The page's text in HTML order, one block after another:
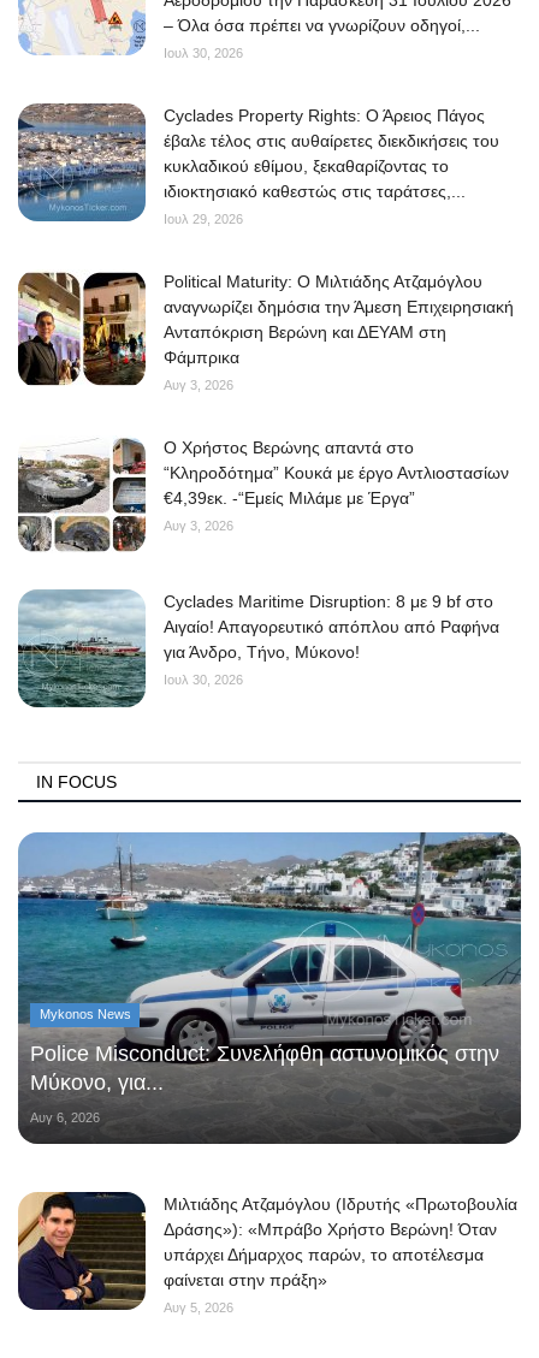
– Όλα όσα πρέπει να γνωρίζουν οδηγοί,...
Ιουλ 30, 2026
Cyclades Property Rights: Ο Άρειος Πάγος
έβαλε τέλος στις αυθαίρετες διεκδικήσεις του
κυκλαδικού εθίμου, ξεκαθαρίζοντας το
ιδιοκτησιακό καθεστώς στις ταράτσες,...
Ιουλ 29, 2026
Political Maturity: Ο Μιλτιάδης Ατζαμόγλου
αναγνωρίζει δημόσια την Άμεση Επιχειρησιακή
Ανταπόκριση Βερώνη και ΔΕΥΑΜ στη
Φάμπρικα
Αυγ 3, 2026
O Χρήστος Βερώνης απαντά στο
“Κληροδότημα” Κουκά με έργο Αντλιοστασίων
€4,39εκ. -“Εμείς Μιλάμε με Έργα”
Αυγ 3, 2026
Cyclades Maritime Disruption: 8 με 9 bf στο
Αιγαίο! Απαγορευτικό απόπλου από Ραφήνα
για Άνδρο, Τήνο, Μύκονο!
Ιουλ 30, 2026
IN FOCUS
Mykonos News
Police Misconduct: Συνελήφθη αστυνομικός στην
Μύκονο, για...
Αυγ 6, 2026
Μιλτιάδης Ατζαμόγλου (Ιδρυτής «Πρωτοβουλία
Δράσης»): «Μπράβο Χρήστο Βερώνη! Όταν
υπάρχει Δήμαρχος παρών, το αποτέλεσμα
φαίνεται στην πράξη»
Αυγ 5, 2026